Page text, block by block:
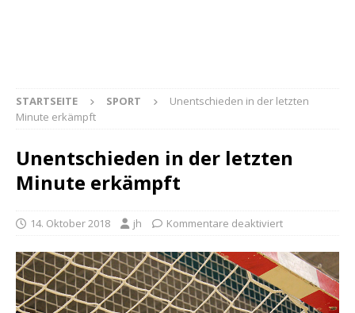
STARTSEITE SPORT
Unentschieden in der letzten
Minute erkämpft
Unentschieden in der letzten
Minute erkämpft
14. Oktober 2018 jh Kommentare deaktiviert